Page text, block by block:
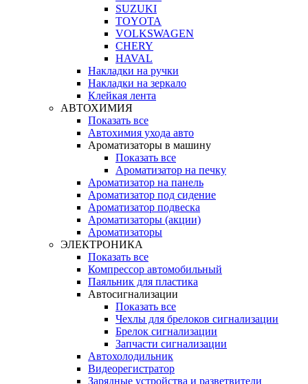
SUZUKI
TOYOTA
VOLKSWAGEN
CHERY
HAVAL
Накладки на ручки
Накладки на зеркало
Клейкая лента
АВТОХИМИЯ
Показать все
Автохимия ухода авто
Ароматизаторы в машину
Показать все
Ароматизатор на печку
Ароматизатор на панель
Ароматизатор под сидение
Ароматизатор подвеска
Ароматизаторы (акции)
Ароматизаторы
ЭЛЕКТРОНИКА
Показать все
Компрессор автомобильный
Паяльник для пластика
Автосигнализации
Показать все
Чехлы для брелоков сигнализации
Брелок сигнализации
Запчасти сигнализации
Автохолодильник
Видеорегистратор
Зарядные устройства и разветвители